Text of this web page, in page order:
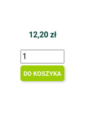
12,20 zł
DO KOSZYKA